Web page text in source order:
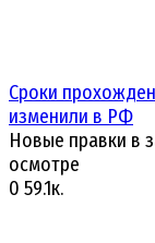
Сроки
изменили в РФ
Новые правки в
осмотре
0 59.1к.